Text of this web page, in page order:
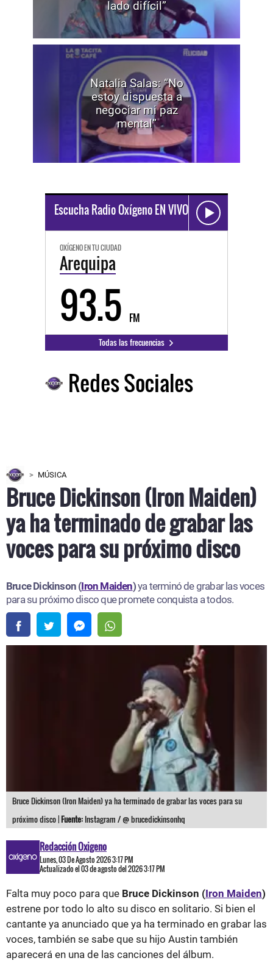
lado difícil”
Natalia Salas: “No
estoy dispuesta a
negociar mi paz
mental”
Escucha Radio Oxígeno EN VIVO
OXÍGENO EN TU CIUDAD
Arequipa
93.5 FM
Todas las frecuencias
Redes Sociales
MÚSICA
Bruce Dickinson (Iron Maiden)
ya ha terminado de grabar las
voces para su próximo disco
Bruce Dickinson (Iron Maiden)ya terminó de grabar las voces
para su próximo disco que promete conquista a todos.
Bruce Dickinson (Iron Maiden) ya ha terminado de grabar las voces para su
próximo disco |Fuente: Instagram / @ brucedickinsonhq
Redacción Oxigeno
Lunes, 03 De Agosto 2026 3:17 PM
Actualizado el 03 de agosto del 2026 3:17 PM
Falta muy poco para que Bruce Dickinson (Iron Maiden)
estrene por todo lo alto su disco en solitario. Si bien el
cantante ya anunciado que ya ha terminado en grabar las
voces, también se sabe que su hijo Austin también
aparecerá en una de las canciones del álbum.